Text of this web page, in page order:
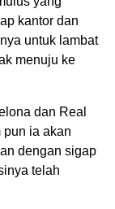
kantor dan
untuk lambat
menuju ke
dan Real
pun ia akan
dengan sigap
telah